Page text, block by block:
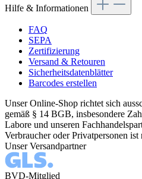
Hilfe & Informationen
FAQ
SEPA
Zertifizierung
Versand & Retouren
Sicherheitsdatenblätter
Barcodes erstellen
Unser Online-Shop richtet sich
gemäß § 14 BGB, insbesondere
Labore und unseren
Verbraucher oder Privatpersonen
Unser Versandpartner
BVD-Mitglied